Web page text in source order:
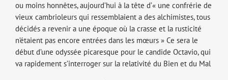
ou moins honnêtes, aujourd’hui à la tête d’« une confrérie de
vieux cambrioleurs qui ressemblaient a des alchimistes, tous
décidés a revenir a une époque où la crasse et la rusticité
n’étaient pas encore entrées dans les mœurs » Ce sera le
début d’une odyssée picaresque pour le candide Octavio, qui
va rapidement s’interroger sur la relativité du Bien et du Mal